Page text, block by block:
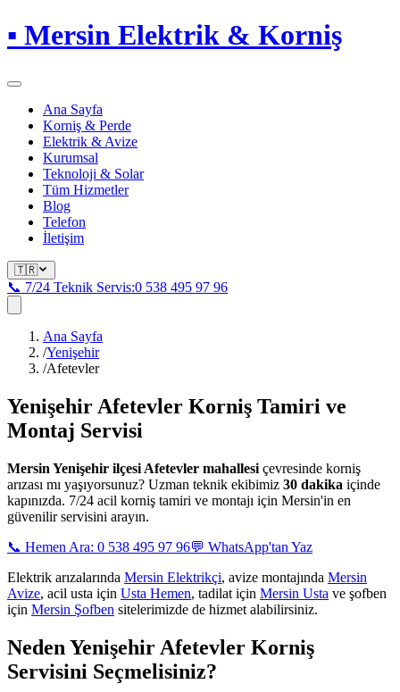
▪ Mersin Elektrik & Korniş
Ana Sayfa
Korniş & Perde
Elektrik & Avize
Kurumsal
Teknoloji & Solar
Tüm Hizmetler
Blog
Telefon
İletişim
🇹🇷
📞 7/24 Teknik Servis:0 538 495 97 96
Ana Sayfa
/Yenişehir
/Afetevler
Yenişehir Afetevler Korniş Tamiri ve
Montaj Servisi
Mersin Yenişehir ilçesi Afetevler mahallesi çevresinde korniş
arızası mı yaşıyorsunuz? Uzman teknik ekibimiz 30 dakika içinde
kapınızda. 7/24 acil korniş tamiri ve montajı için Mersin'in en
güvenilir servisini arayın.
📞 Hemen Ara: 0 538 495 97 96💬 WhatsApp'tan Yaz
Elektrik arızalarında Mersin Elektrikçi, avize montajında Mersin
Avize, acil usta için Usta Hemen, tadilat için Mersin Usta ve şofben
için Mersin Şofben sitelerimizde de hizmet alabilirsiniz.
Neden Yenişehir Afetevler Korniş
Servisini Seçmelisiniz?